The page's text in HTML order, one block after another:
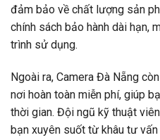
đảm bảo về chất lượng sản
chính sách bảo hành dài hạn,
trình sử dụng.
Ngoài ra, Camera Đà Nẵng
nơi hoàn toàn miễn phí, giúp
thời gian. Đội ngũ kỹ thuật
bạn xuyên suốt từ khâu tư